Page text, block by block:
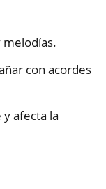
melodías.
con acordes
afecta la